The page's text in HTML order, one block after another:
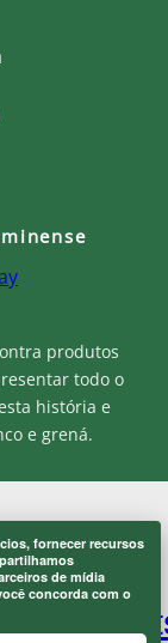
fornecer recursos
de mídia
concorda com o
produtos
todo o
história e
e grená.
0001-94
22793-170
/ (21) 98808-
de segunda a